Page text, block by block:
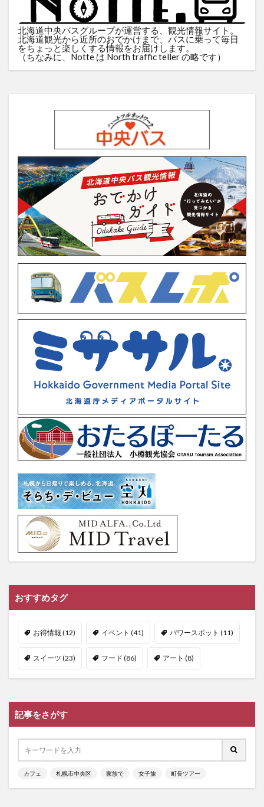
北海道中央バスグループが運営する、観光情報サイト。
北海道観光から近所のおでかけまで、バスに乗って毎日
をちょっと楽しくする情報をお届けします。
（ちなみに、Notte は North traffic teller の略です）
おすすめタグ
お得情報 (12) イベント (41) パワースポット (11)
スイーツ (23) フード (86) アート (8)
記事をさがす
カフェ 札幌市中央区 家族で 女子旅 町長ツアー